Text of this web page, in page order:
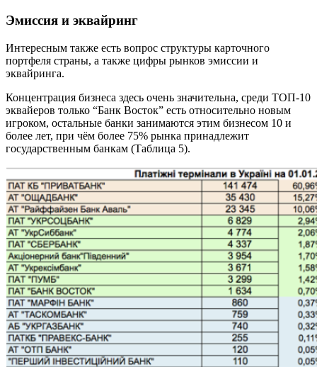
Эмиссия и эквайринг
Интересным также есть вопрос структуры карточного
портфеля страны, а также цифры рынков эмиссии и
эквайринга.
Концентрация бизнеса здесь очень значительна, среди ТОП-10
эквайеров только “Банк Восток” есть относительно новым
игроком, остальные банки занимаются этим бизнесом 10 и
более лет, при чём более 75% рынка принадлежит
государственным банкам (Таблица 5).